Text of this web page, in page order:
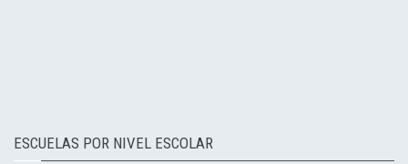
ESCUELAS POR NIVEL ESCOLAR